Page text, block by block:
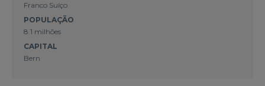
Franco Suíço
POPULAÇÃO
8.1 milhões
CAPITAL
Bern